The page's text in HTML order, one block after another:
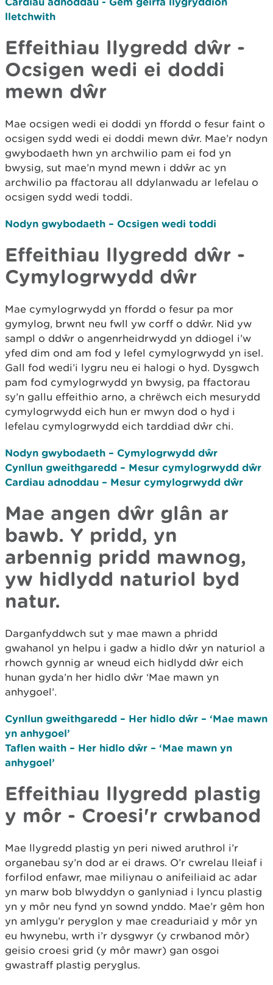
lletchwith
Effeithiau llygredd dŵr -
Ocsigen wedi ei doddi
mewn dŵr
Mae ocsigen wedi ei doddi yn ffordd o fesur faint o
ocsigen sydd wedi ei doddi mewn dŵr. Mae’r nodyn
gwybodaeth hwn yn archwilio pam ei fod yn
bwysig, sut mae’n mynd mewn i ddŵr ac yn
archwilio pa ffactorau all ddylanwadu ar lefelau o
ocsigen sydd wedi toddi.
Nodyn gwybodaeth – Ocsigen wedi toddi
Effeithiau llygredd dŵr -
Cymylogrwydd dŵr
Mae cymylogrwydd yn ffordd o fesur pa mor
gymylog, brwnt neu fwll yw corff o ddŵr. Nid yw
sampl o ddŵr o angenrheidrwydd yn ddiogel i’w
yfed dim ond am fod y lefel cymylogrwydd yn isel.
Gall fod wedi’i lygru neu ei halogi o hyd. Dysgwch
pam fod cymylogrwydd yn bwysig, pa ffactorau
sy’n gallu effeithio arno, a chrëwch eich mesurydd
cymylogrwydd eich hun er mwyn dod o hyd i
lefelau cymylogrwydd eich tarddiad dŵr chi.
Nodyn gwybodaeth – Cymylogrwydd dŵr
Cynllun gweithgaredd – Mesur cymylogrwydd dŵr
Cardiau adnoddau – Mesur cymylogrwydd dŵr
Mae angen dŵr glân ar
bawb. Y pridd, yn
arbennig pridd mawnog,
yw hidlydd naturiol byd
natur.
Darganfyddwch sut y mae mawn a phridd
gwahanol yn helpu i gadw a hidlo dŵr yn naturiol a
rhowch gynnig ar wneud eich hidlydd dŵr eich
hunan gyda’n her hidlo dŵr ‘Mae mawn yn
anhygoel’.
Cynllun gweithgaredd – Her hidlo dŵr – ‘Mae mawn
yn anhygoel’
Taflen waith – Her hidlo dŵr – ‘Mae mawn yn
anhygoel’
Effeithiau llygredd plastig
y môr - Croesi'r crwbanod
Mae llygredd plastig yn peri niwed aruthrol i’r
organebau sy’n dod ar ei draws. O’r cwrelau lleiaf i
forfilod enfawr, mae miliynau o anifeiliaid ac adar
yn marw bob blwyddyn o ganlyniad i lyncu plastig
yn y môr neu fynd yn sownd ynddo. Mae’r gêm hon
yn amlygu’r peryglon y mae creaduriaid y môr yn
eu hwynebu, wrth i’r dysgwyr (y crwbanod môr)
geisio croesi grid (y môr mawr) gan osgoi
gwastraff plastig peryglus.